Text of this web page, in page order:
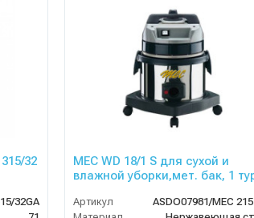
32
32GA
MEC WD 18/1 S для сухой и
влажной уборки,мет. бак, 1
Артикул